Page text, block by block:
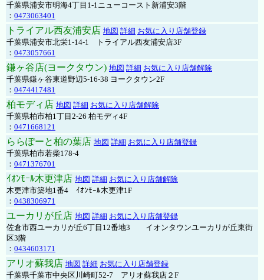
千葉県浦安市明海4丁目1-1ニューコースト新浦安3階
： 0473063401
トライアル西友浦安店 地図 詳細 お気に入り店舗登録
千葉県浦安市北栄1-14-1 トライアル西友浦安店3F
： 0473057661
鎌ヶ谷店(ヨークタウン) 地図 詳細 お気に入り店舗解除
千葉県鎌ヶ谷東道野辺5-16-38 ヨークタウン2F
： 0474417481
柏モディ店 地図 詳細 お気に入り店舗解除
千葉県柏市柏1丁目2-26 柏モディ4F
： 0471668121
ららぽーと柏の葉店 地図 詳細 お気に入り店舗登録
千葉県柏市若柴178-4
： 0471376701
ｲｵﾝﾓｰﾙ木更津店 地図 詳細 お気に入り店舗解除
木更津市築地1番4 ｲｵﾝﾓｰﾙ木更津1F
： 0438306971
ユーカリが丘店 地図 詳細 お気に入り店舗登録
佐倉市西ユーカリが丘6丁目12番地3 イオンタウンユーカリが丘東街
区3階
： 0434603171
アリオ蘇我店 地図 詳細 お気に入り店舗登録
千葉県千葉市中央区川崎町52-7 アリオ蘇我店２F